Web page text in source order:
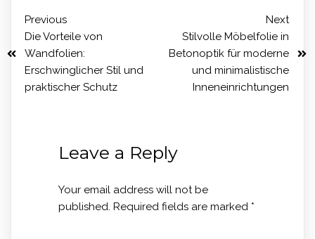
Previous
Die Vorteile von
Wandfolien:
Erschwinglicher Stil und
praktischer Schutz
Next
Stilvolle Möbelfolie in
Betonoptik für moderne
und minimalistische
Inneneinrichtungen
Leave a Reply
Your email address will not be
published. Required fields are marked *